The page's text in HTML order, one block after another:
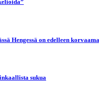
Hengessä on edelleen
sukua